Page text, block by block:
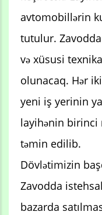
avtomobillərin
tutulur.
və xüsusi
olunacaq. Hər
yeni iş yerinin
layihənin birinci
təmin edilib.
Dövlətimizin
Zavodda
bazarda